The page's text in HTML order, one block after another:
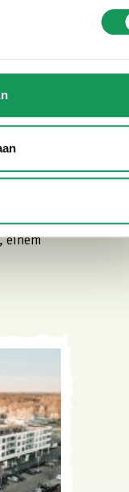
einem